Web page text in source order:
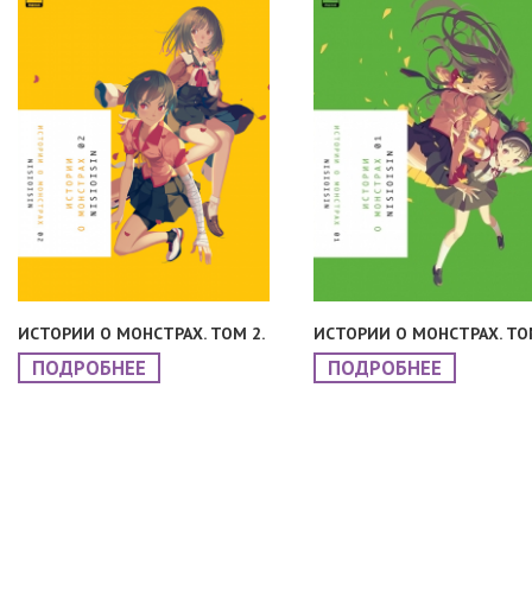
ИСТОРИИ О МОНСТРАХ. ТОМ 2.
ПОДРОБНЕЕ
ИСТОРИИ О МОНСТРАХ.
ПОДРОБНЕЕ